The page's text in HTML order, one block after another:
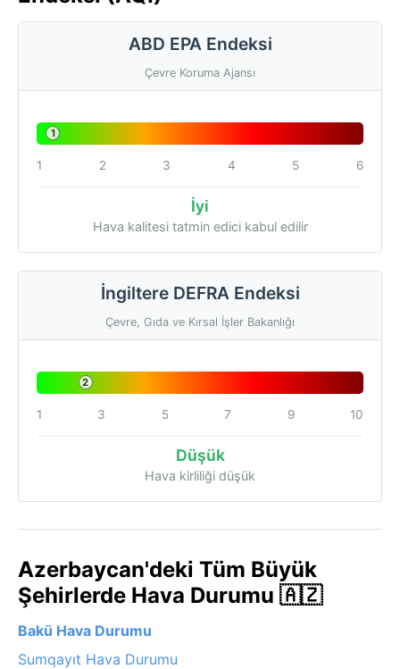
ABD EPA Endeksi
Çevre Koruma Ajansı
1
1 2 3 4 5 6
İyi
Hava kalitesi tatmin edici kabul edilir
İngiltere DEFRA Endeksi
Çevre, Gıda ve Kırsal İşler Bakanlığı
2
1 3 5 7 9 10
Düşük
Hava kirliliği düşük
Azerbaycan'deki Tüm Büyük
Şehirlerde Hava Durumu 🇦🇿
Bakü Hava Durumu
Sumqayıt Hava Durumu